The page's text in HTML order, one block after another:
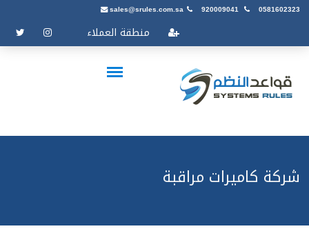
sales@srules.com.sa 920009041 0581602323
منطقة العملاء
شركة كاميرات مراقبة